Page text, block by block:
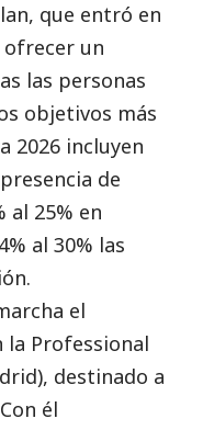
que entró en
un
las personas
objetivos más
2026 incluyen
de
al 25% en
al 30% las
el
Professional
destinado a
él